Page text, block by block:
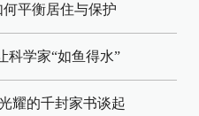
平衡居住与保护
科学家“如鱼得水”
耀的千封家书谈起